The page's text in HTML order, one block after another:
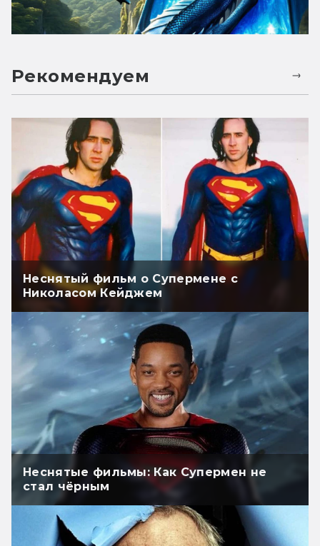
Рекомендуем
Неснятый фильм о Супермене с
Николасом Кейджем
Неснятые фильмы: Как Супермен не
стал чёрным